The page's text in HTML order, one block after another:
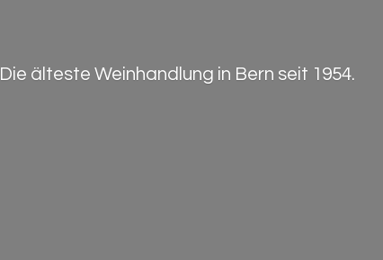
Die älteste Weinhandlung in Bern seit 1954.